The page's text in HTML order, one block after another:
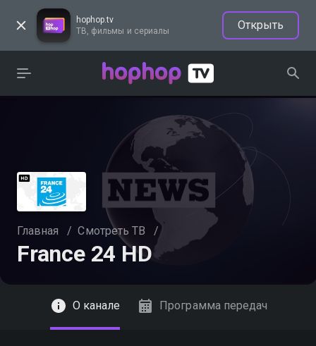
hophop.tv
ТВ, фильмы и сериалы
Открыть
Главная / Смотреть ТВ /
France 24 HD
О канале Программа передач